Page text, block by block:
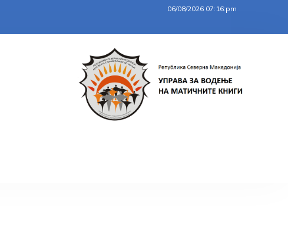
06/08/2026 07:16:pm